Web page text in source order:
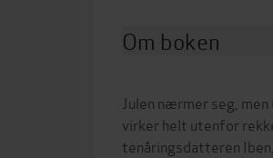
Om boken
Julen nærmer seg,
virker helt utenfor
tenåringsdatteren